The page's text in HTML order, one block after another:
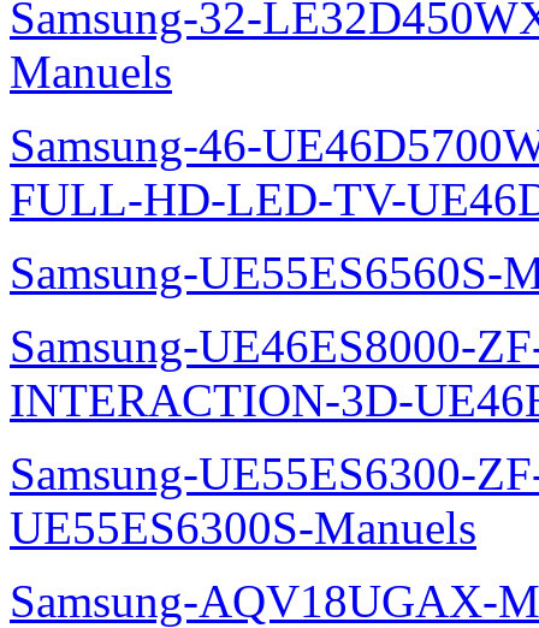
Samsung-32-
Manuels
Samsung-46-
FULL-HD-LED-TV-
Samsung-UE55ES6560S-
Samsung-UE46ES8000-
INTERACTION-3D-
Samsung-UE55ES6300-
UE55ES6300S-Manuels
Samsung-AQV18UGAX-